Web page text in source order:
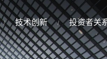
技术创新 投资者关